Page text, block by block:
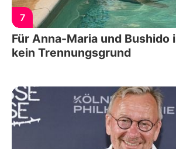
7
Für Anna-Maria und Bushido
kein Trennungsgrund